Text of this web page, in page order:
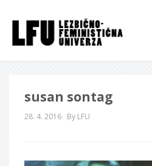
susan sontag
28. 4. 2016 By LFU